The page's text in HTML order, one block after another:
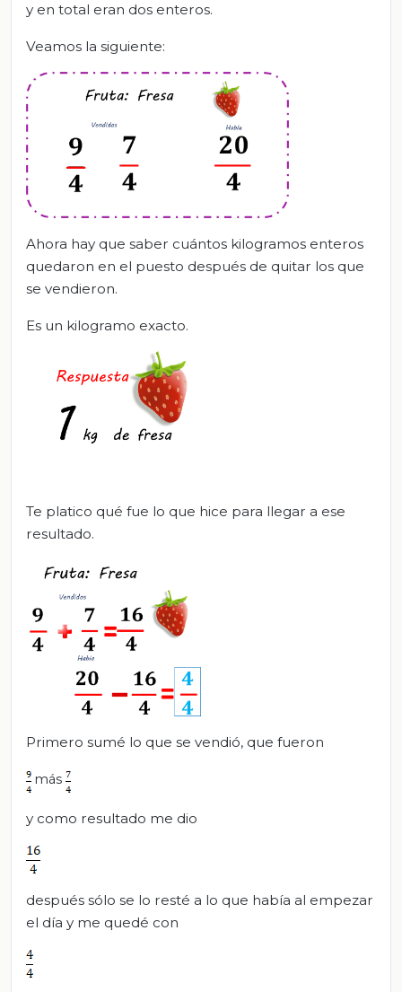
y en total eran dos enteros.
Veamos la siguiente:
Ahora hay que saber cuántos kilogramos enteros
quedaron en el puesto después de quitar los que
se vendieron.
Es un kilogramo exacto.
Te platico qué fue lo que hice para llegar a ese
resultado.
Primero sumé lo que se vendió, que fueron
más
y como resultado me dio
después sólo se lo resté a lo que había al empezar
el día y me quedé con